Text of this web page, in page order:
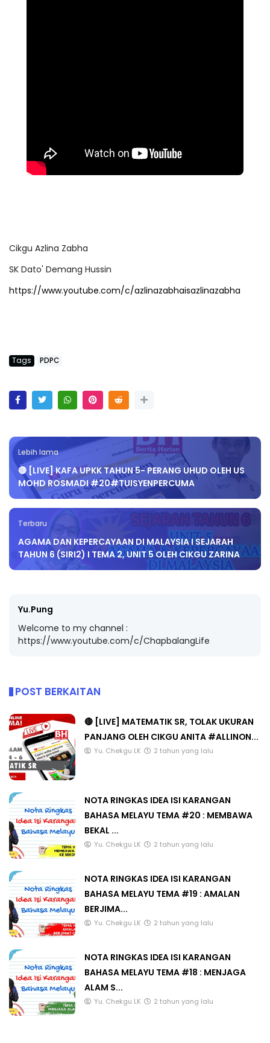
Cikgu Azlina Zabha
SK Dato' Demang Hussin
https://www.youtube.com/c/azlinazabhaisazlinazabha
Tags PDPC
Lebih lama
🔴 [LIVE] KAFA UPKK TAHUN 5- PERANG UHUD OLEH US
MOHD ROSMADI #20#TUISYENPERCUMA
Terbaru
AGAMA DAN KEPERCAYAAN DI MALAYSIA I SEJARAH
TAHUN 6 (SIRI2) I TEMA 2, UNIT 5 OLEH CIKGU ZARINA
Yu.Pung
Welcome to my channel :
https://www.youtube.com/c/ChapbalangLife
POST BERKAITAN
🔴 [LIVE] MATEMATIK SR, TOLAK UKURAN
PANJANG OLEH CIKGU ANITA #ALLINON...
Yu. Chekgu LK 2 tahun yang lalu
NOTA RINGKAS IDEA ISI KARANGAN
BAHASA MELAYU TEMA #20 : MEMBAWA
BEKAL ...
Yu. Chekgu LK 2 tahun yang lalu
NOTA RINGKAS IDEA ISI KARANGAN
BAHASA MELAYU TEMA #19 : AMALAN
BERJIMA...
Yu. Chekgu LK 2 tahun yang lalu
NOTA RINGKAS IDEA ISI KARANGAN
BAHASA MELAYU TEMA #18 : MENJAGA
ALAM S...
Yu. Chekgu LK 2 tahun yang lalu